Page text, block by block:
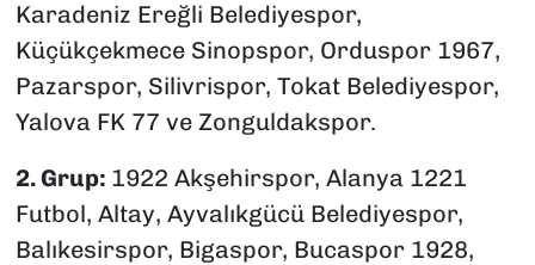
Karadeniz Ereğli Belediyespor,
Küçükçekmece Sinopspor, Orduspor 1967,
Pazarspor, Silivrispor, Tokat Belediyespor,
Yalova FK 77 ve Zonguldakspor.
2. Grup: 1922 Akşehirspor, Alanya 1221
Futbol, Altay, Ayvalıkgücü Belediyespor,
Balıkesirspor, Bigaspor, Bucaspor 1928,